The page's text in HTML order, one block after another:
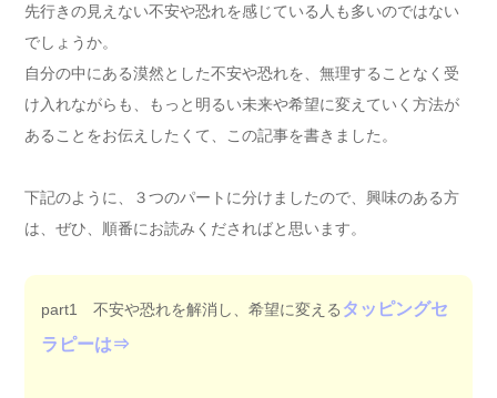
先行きの見えない不安や恐れを感じている人も多いのではない
でしょうか。
自分の中にある漠然とした不安や恐れを、無理することなく受
け入れながらも、もっと明るい未来や希望に変えていく方法が
あることをお伝えしたくて、この記事を書きました。
下記のように、３つのパートに分けましたので、興味のある方
は、ぜひ、順番にお読みくださればと思います。
part1 不安や恐れを解消し、希望に変える タッピングセ
ラピーは⇒